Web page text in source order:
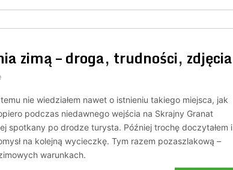
zimą – droga, trudności, zdjęcia
nie wiedziałem nawet o istnieniu takiego miejsca, jak
podczas niedawnego wejścia na Skrajny Granat
spotkany po drodze turysta. Później trochę doczytałem i
na kolejną wycieczkę. Tym razem pozaszlakową –
warunkach.